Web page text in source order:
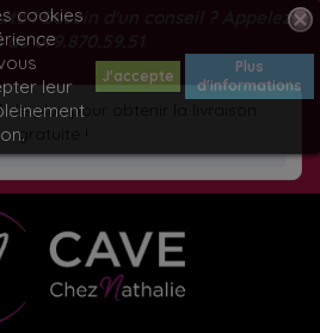
! Besoin d'un conseil ? Appelez
au 079.870.59.51
de plus pour obtenir la livraison
gratuite !
cookies
leur
J'accepte
Plus
d'informations